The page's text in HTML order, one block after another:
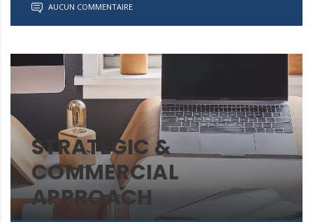
AUCUN COMMENTAIRE
STRATEGIC &
COMMERCIAL
APPROACH